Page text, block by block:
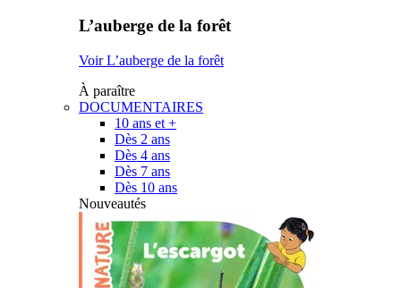
L’auberge de la forêt
Voir L’auberge de la forêt
À paraître
DOCUMENTAIRES
10 ans et +
Dès 2 ans
Dès 4 ans
Dès 7 ans
Dès 10 ans
Nouveautés